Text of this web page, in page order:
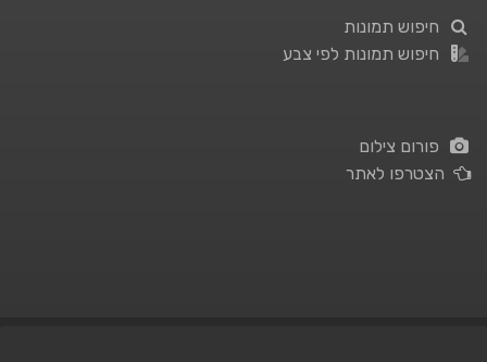
חיפוש תמונות
חיפוש תמונות לפי צבע
פורום צילום
הצטרפו לאתר